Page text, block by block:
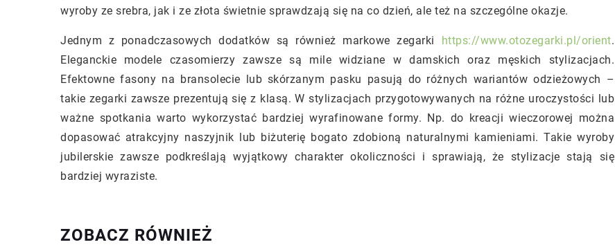
wyroby ze srebra, jak i ze złota świetnie sprawdzają się na co dzień, ale też na szczególne okazje.
Jednym z ponadczasowych dodatków są również markowe zegarki https://www.otozegarki.pl/orient.
Eleganckie modele czasomierzy zawsze są mile widziane w damskich oraz męskich stylizacjach.
Efektowne fasony na bransolecie lub skórzanym pasku pasują do różnych wariantów odzieżowych –
takie zegarki zawsze prezentują się z klasą. W stylizacjach przygotowywanych na różne uroczystości lub
ważne spotkania warto wykorzystać bardziej wyrafinowane formy. Np. do kreacji wieczorowej można
dopasować atrakcyjny naszyjnik lub biżuterię bogato zdobioną naturalnymi kamieniami. Takie wyroby
jubilerskie zawsze podkreślają wyjątkowy charakter okoliczności i sprawiają, że stylizacje stają się
bardziej wyraziste.
ZOBACZ RÓWNIEŻ